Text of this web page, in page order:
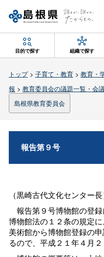
目的で探す 組織で探す
トップ> 子育て・教育> 教育・
報 > 教育委員会の議題一覧・会
島根県教育委員会
報告第９号
（黒崎古代文化センター長
報告第９号博物館の登録
博物館法の１２条の規定
美術館から博物館登録の
るので、平成２１年４月